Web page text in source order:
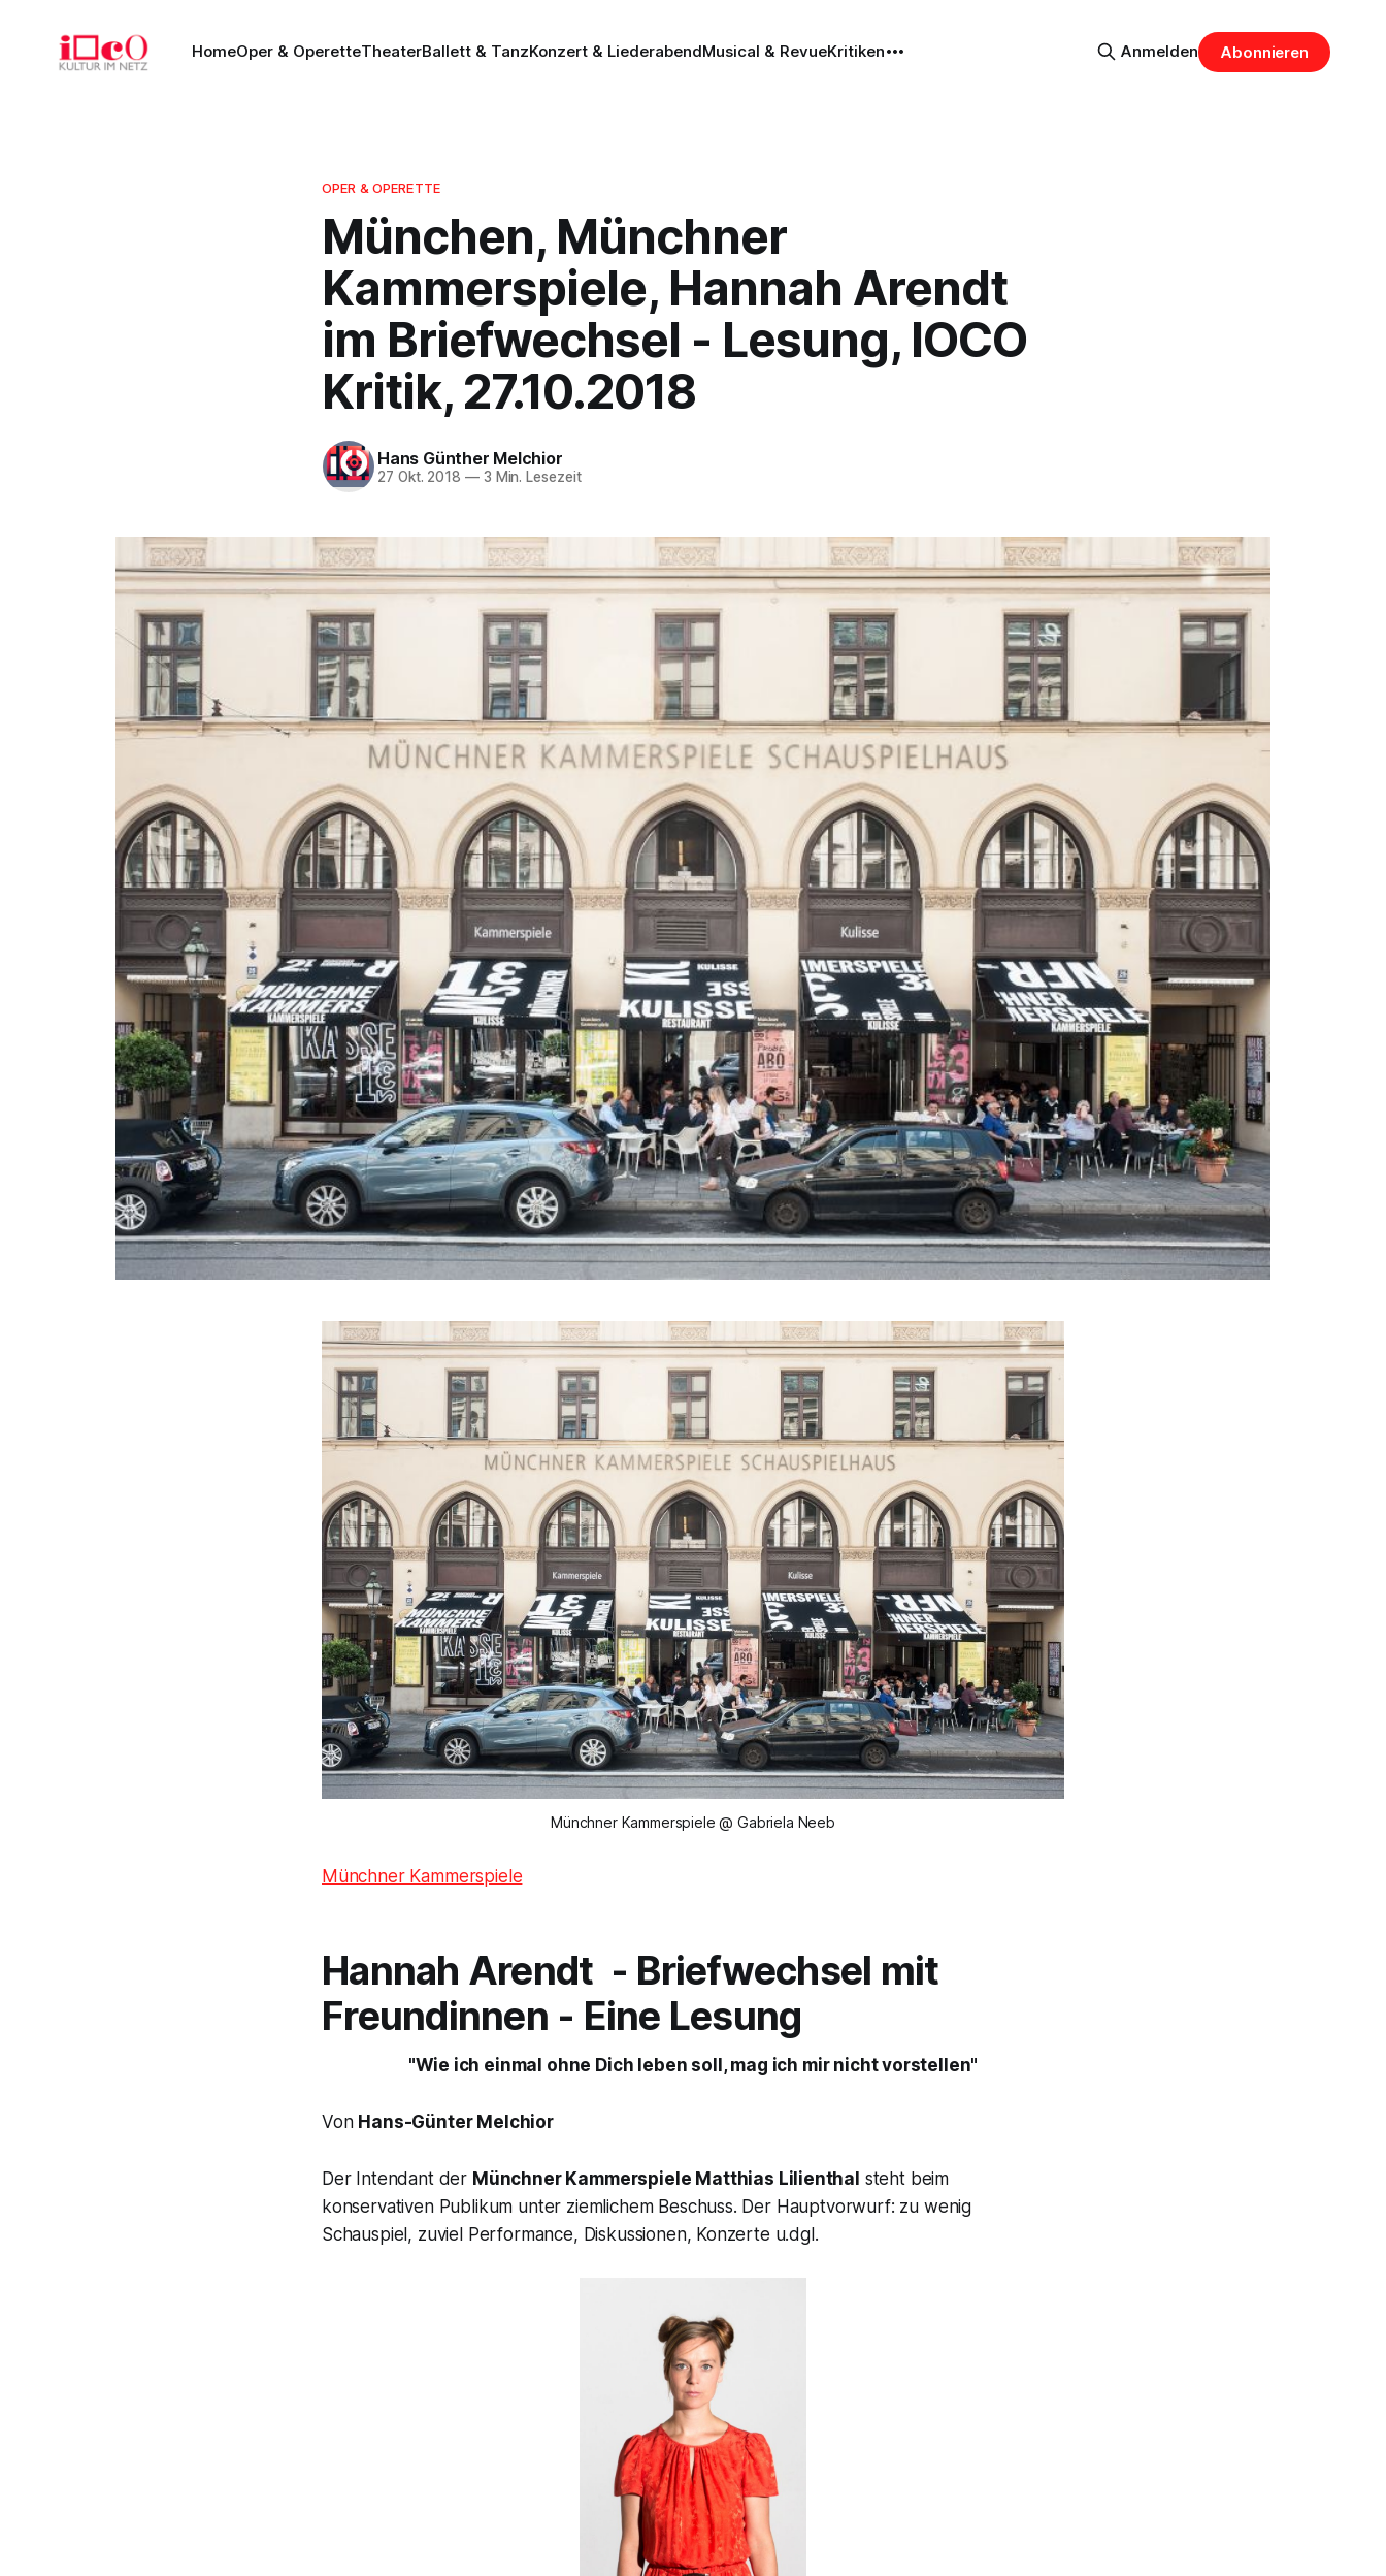
HomeOper & OperetteTheaterBallett & TanzKonzert & LiederabendMusical & RevueKritiken Anmelden Abonnieren
OPER & OPERETTE
München, Münchner
Kammerspiele, Hannah Arendt
im Briefwechsel - Lesung, IOCO
Kritik, 27.10.2018
Hans Günther Melchior
27 Okt. 2018 —3 Min. Lesezeit
Münchner Kammerspiele @ Gabriela Neeb
Münchner Kammerspiele
Hannah Arendt - Briefwechsel mit
Freundinnen - Eine Lesung
"Wie ich einmal ohne Dich leben soll, mag ich mir nicht vorstellen"
Von Hans-Günter Melchior
Der Intendant der Münchner Kammerspiele Matthias Lilienthal steht beim
konservativen Publikum unter ziemlichem Beschuss. Der Hauptvorwurf: zu wenig
Schauspiel, zuviel Performance, Diskussionen, Konzerte u.dgl.